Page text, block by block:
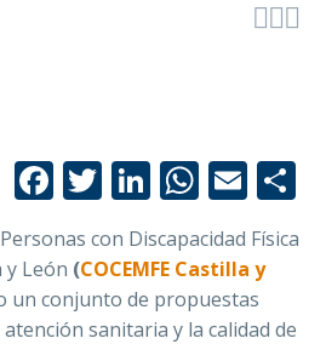

Facebook
Twitter
LinkedIn
con Discapacidad Física
y León (COCEMFE Castilla y
un conjunto de propuestas
sanitaria y la calidad de